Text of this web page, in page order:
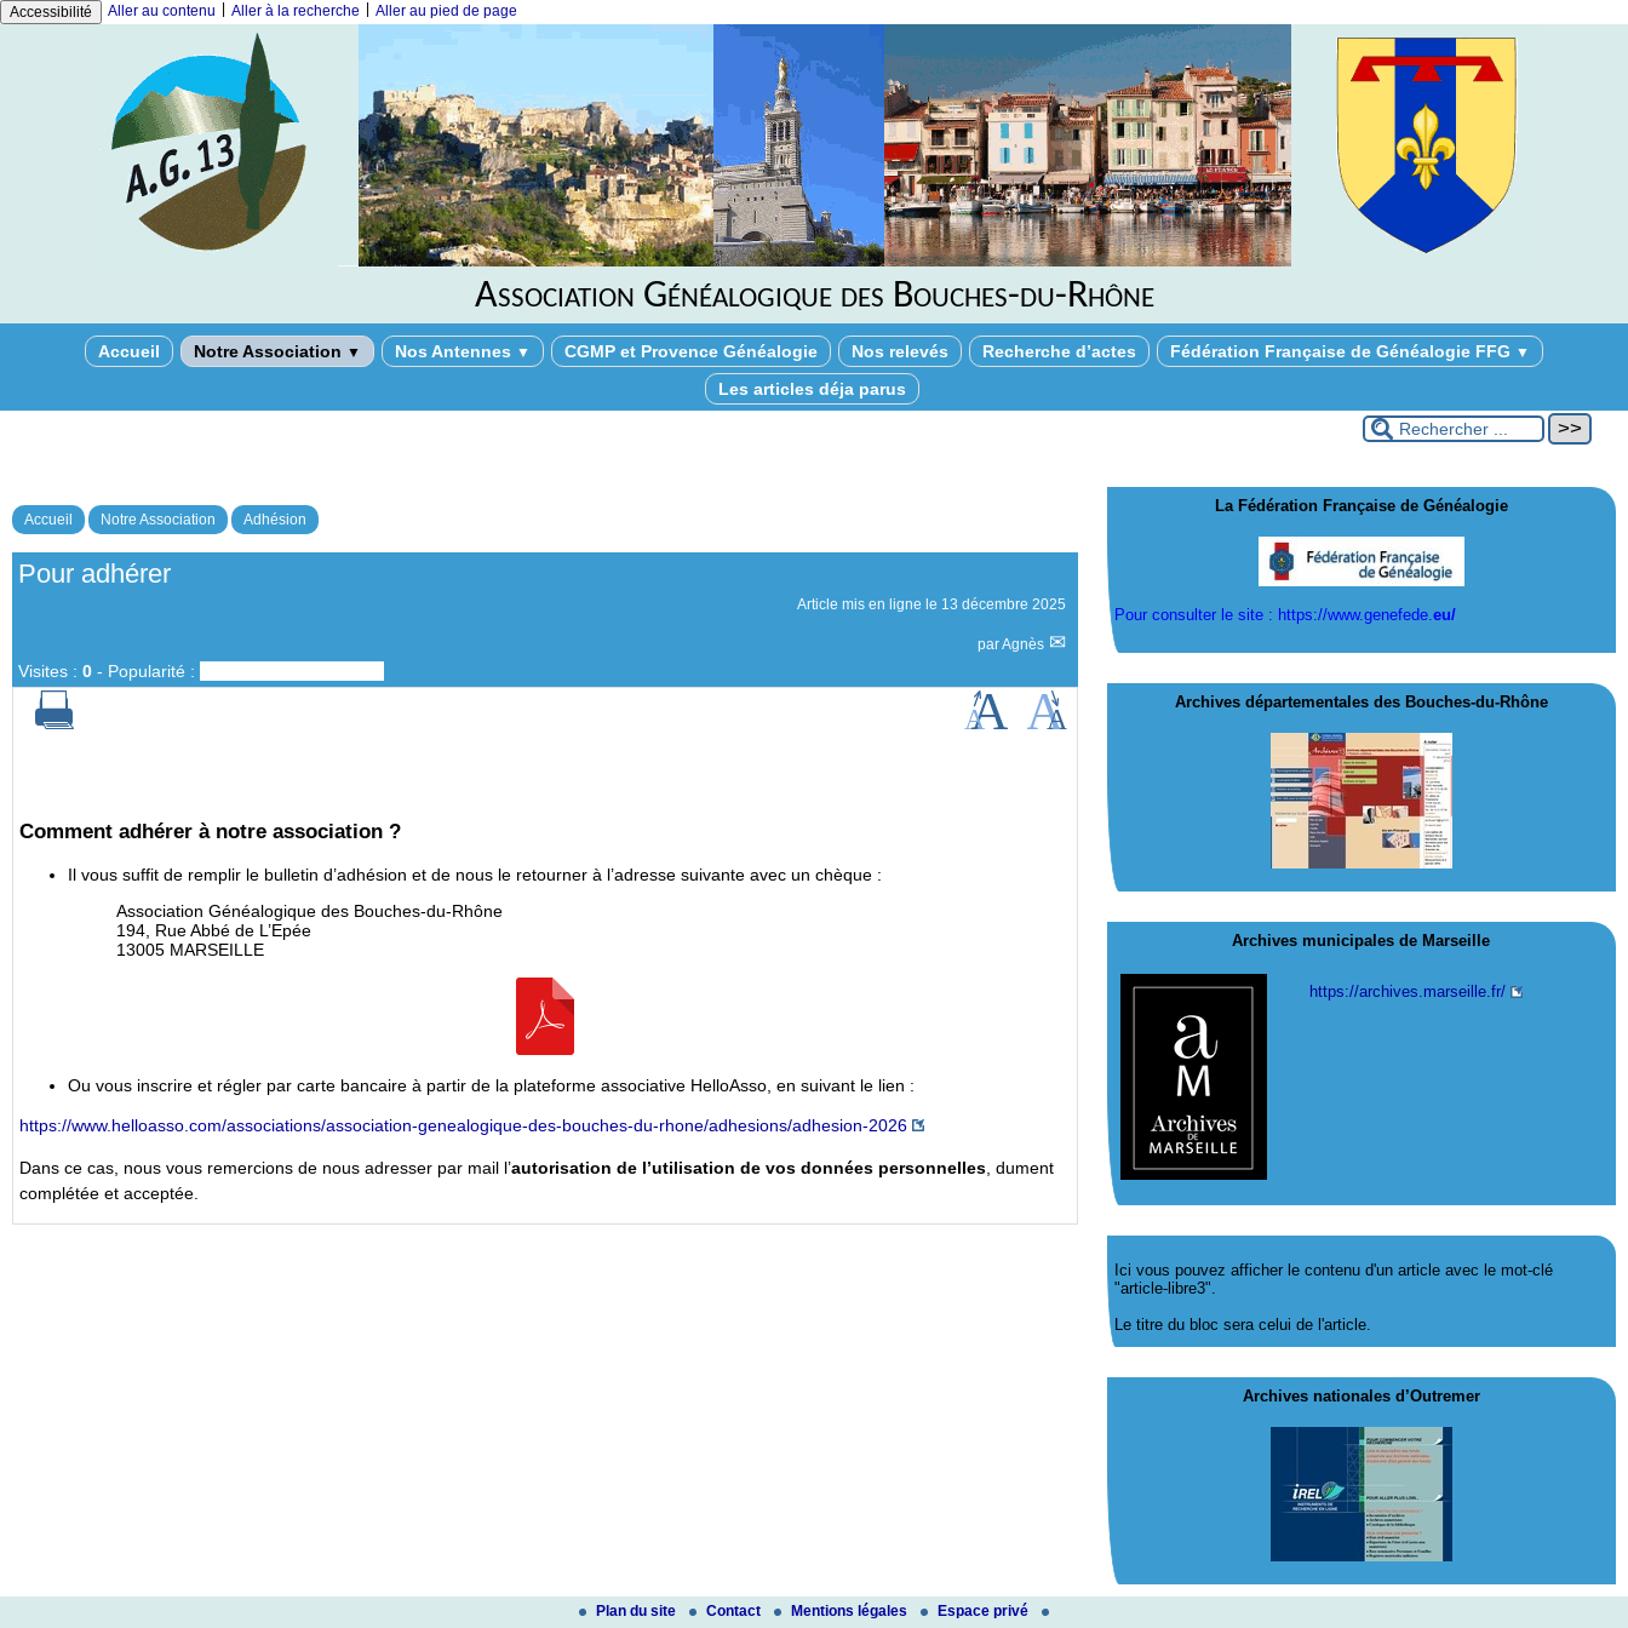
Accessibilité Aller au contenu Aller à la recherche Aller au pied de page
Association Généalogique des Bouches-du-Rhône
Accueil Notre Association ▼ Nos Antennes ▼ CGMP et Provence Généalogie Nos relevés Recherche d’actes Fédération Française de Généalogie FFG ▼
Les articles déja parus
Accueil Notre Association Adhésion
Pour adhérer
Article mis en ligne le 13 décembre 2025
parAgnès
Visites : 0 - Popularité :
Comment adhérer à notre association ?
Il vous suffit de remplir le bulletin d’adhésion et de nous le retourner à l’adresse suivante avec un chèque :
Association Généalogique des Bouches-du-Rhône
194, Rue Abbé de L’Epée
13005 MARSEILLE
Ou vous inscrire et régler par carte bancaire à partir de la plateforme associative HelloAsso, en suivant le lien :
https://www.helloasso.com/associations/association-genealogique-des-bouches-du-rhone/adhesions/adhesion-2026
Dans ce cas, nous vous remercions de nous adresser par mail l’autorisation de l’utilisation de vos données personnelles , dument
complétée et acceptée.
La Fédération Française de Généalogie
Pour consulter le site : https://www.genefede.eu/
Archives départementales des Bouches-du-Rhône
Archives municipales de Marseille
https://archives.marseille.fr/
Ici vous pouvez afficher le contenu d'un article avec le mot-clé
"article-libre3".
Le titre du bloc sera celui de l'article.
Archives nationales d’Outremer
Plan du site Contact Mentions légales Espace privé